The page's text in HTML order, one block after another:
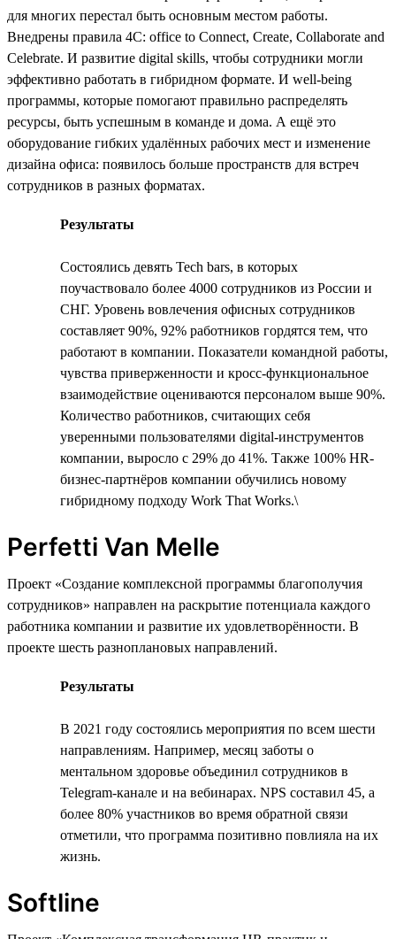
для многих перестал быть основным местом работы.
Внедрены правила 4C: office to Connect, Create, Collaborate and
Celebrate. И развитие digital skills, чтобы сотрудники могли
эффективно работать в гибридном формате. И well-being
программы, которые помогают правильно распределять
ресурсы, быть успешным в команде и дома. А ещё это
оборудование гибких удалённых рабочих мест и изменение
дизайна офиса: появилось больше пространств для встреч
сотрудников в разных форматах.
Результаты
Состоялись девять Tech bars, в которых
поучаствовало более 4000 сотрудников из России и
СНГ. Уровень вовлечения офисных сотрудников
составляет 90%, 92% работников гордятся тем, что
работают в компании. Показатели командной работы,
чувства приверженности и кросс-функциональное
взаимодействие оцениваются персоналом выше 90%.
Количество работников, считающих себя
уверенными пользователями digital-инструментов
компании, выросло с 29% до 41%. Также 100% HR-
бизнес-партнёров компании обучились новому
гибридному подходу Work That Works.\
Perfetti Van Melle
Проект «Создание комплексной программы благополучия
сотрудников» направлен на раскрытие потенциала каждого
работника компании и развитие их удовлетворённости. В
проекте шесть разноплановых направлений.
Результаты
В 2021 году состоялись мероприятия по всем шести
направлениям. Например, месяц заботы о
ментальном здоровье объединил сотрудников в
Telegram-канале и на вебинарах. NPS составил 45, а
более 80% участников во время обратной связи
отметили, что программа позитивно повлияла на их
жизнь.
Softline